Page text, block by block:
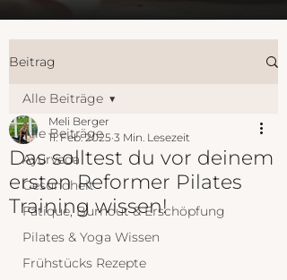
Beitrag
Alle Beiträge
Ayurveda
Gesundheit
Fatique, Burnout & Erschöpfung
Pilates & Yoga Wissen
Frühstücks Rezepte
Alle Beiträge
Das solltest du vor deinem
ersten Reformer Pilates
Training wissen!
Meli Berger
11. Feb. 2025 3 Min. Lesezeit